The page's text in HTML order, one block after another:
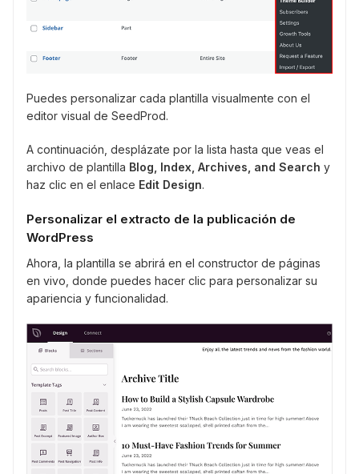
Puedes personalizar cada plantilla visualmente con el
editor visual de SeedProd.
A continuación, desplázate por la lista hasta que veas el
archivo de plantilla Blog, Index, Archives, and Search y
haz clic en el enlace Edit Design.
Personalizar el extracto de la publicación de
WordPress
Ahora, la plantilla se abrirá en el constructor de páginas
en vivo, donde puedes hacer clic para personalizar su
apariencia y funcionalidad.